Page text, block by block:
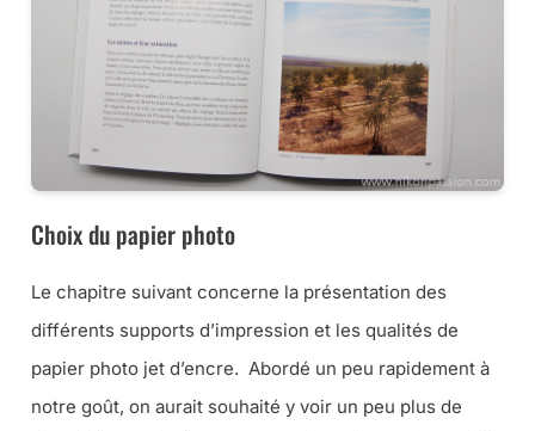
Choix du papier photo
Le chapitre suivant concerne la présentation des
différents supports d’impression et les qualités de
papier photo jet d’encre. Abordé un peu rapidement à
notre goût, on aurait souhaité y voir un peu plus de